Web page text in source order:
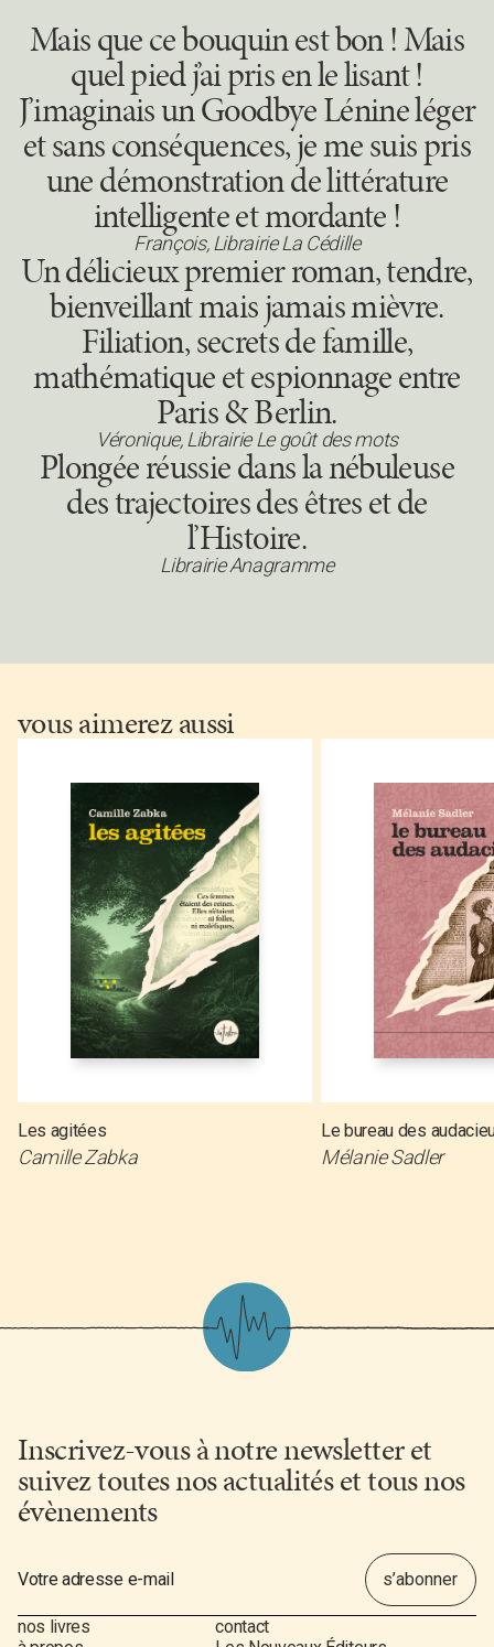
Mais que ce bouquin est bon ! Mais
quel pied j’ai pris en le lisant !
J’imaginais un Goodbye Lénine léger
et sans conséquences, je me suis pris
une démonstration de littérature
intelligente et mordante !
François, Librairie La Cédille
Un délicieux premier roman, tendre,
bienveillant mais jamais mièvre.
Filiation, secrets de famille,
mathématique et espionnage entre
Paris & Berlin.
Véronique, Librairie Le goût des mots
Plongée réussie dans la nébuleuse
des trajectoires des êtres et de
l’Histoire.
Librairie Anagramme
vous aimerez aussi
Les agitées
Camille Zabka
Le bureau des
Mélanie Sadler
Inscrivez-vous à notre newsletter et
suivez toutes nos actualités et tous nos
évènements
nos livres
contact